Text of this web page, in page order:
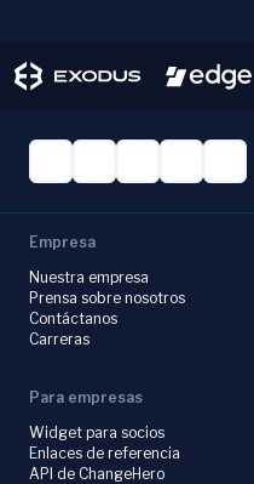
Empresa
Nuestra empresa
Prensa sobre nosotros
Contáctanos
Carreras
Para empresas
Widget para socios
Enlaces de referencia
API de ChangeHero